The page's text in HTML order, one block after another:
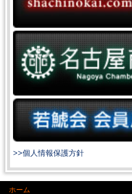
>>個人情報保護方針
ホーム